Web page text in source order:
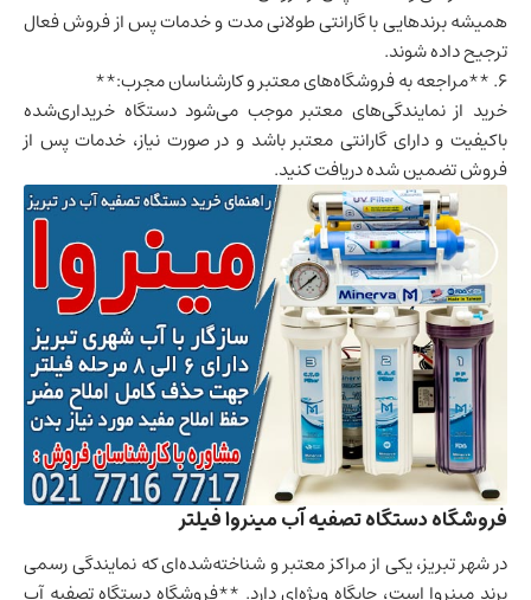
همیشه برندهایی با گارانتی طولانی مدت و خدمات پس از فروش فعال
ترجیح داده شوند.
6. **مراجعه به فروشگاه‌های معتبر و کارشناسان مجرب:**
خرید از نمایندگی‌های معتبر موجب می‌شود دستگاه خریداری‌شده
باکیفیت و دارای گارانتی معتبر باشد و در صورت نیاز، خدمات پس از
فروش تضمین شده دریافت کنید.
فروشگاه دستگاه تصفیه آب مینروا فیلتر
در شهر تبریز، یکی از مراکز معتبر و شناخته‌شده‌ای که نمایندگی رسمی
برند مینروا است، جایگاه ویژه‌ای دارد. **فروشگاه دستگاه تصفیه آب